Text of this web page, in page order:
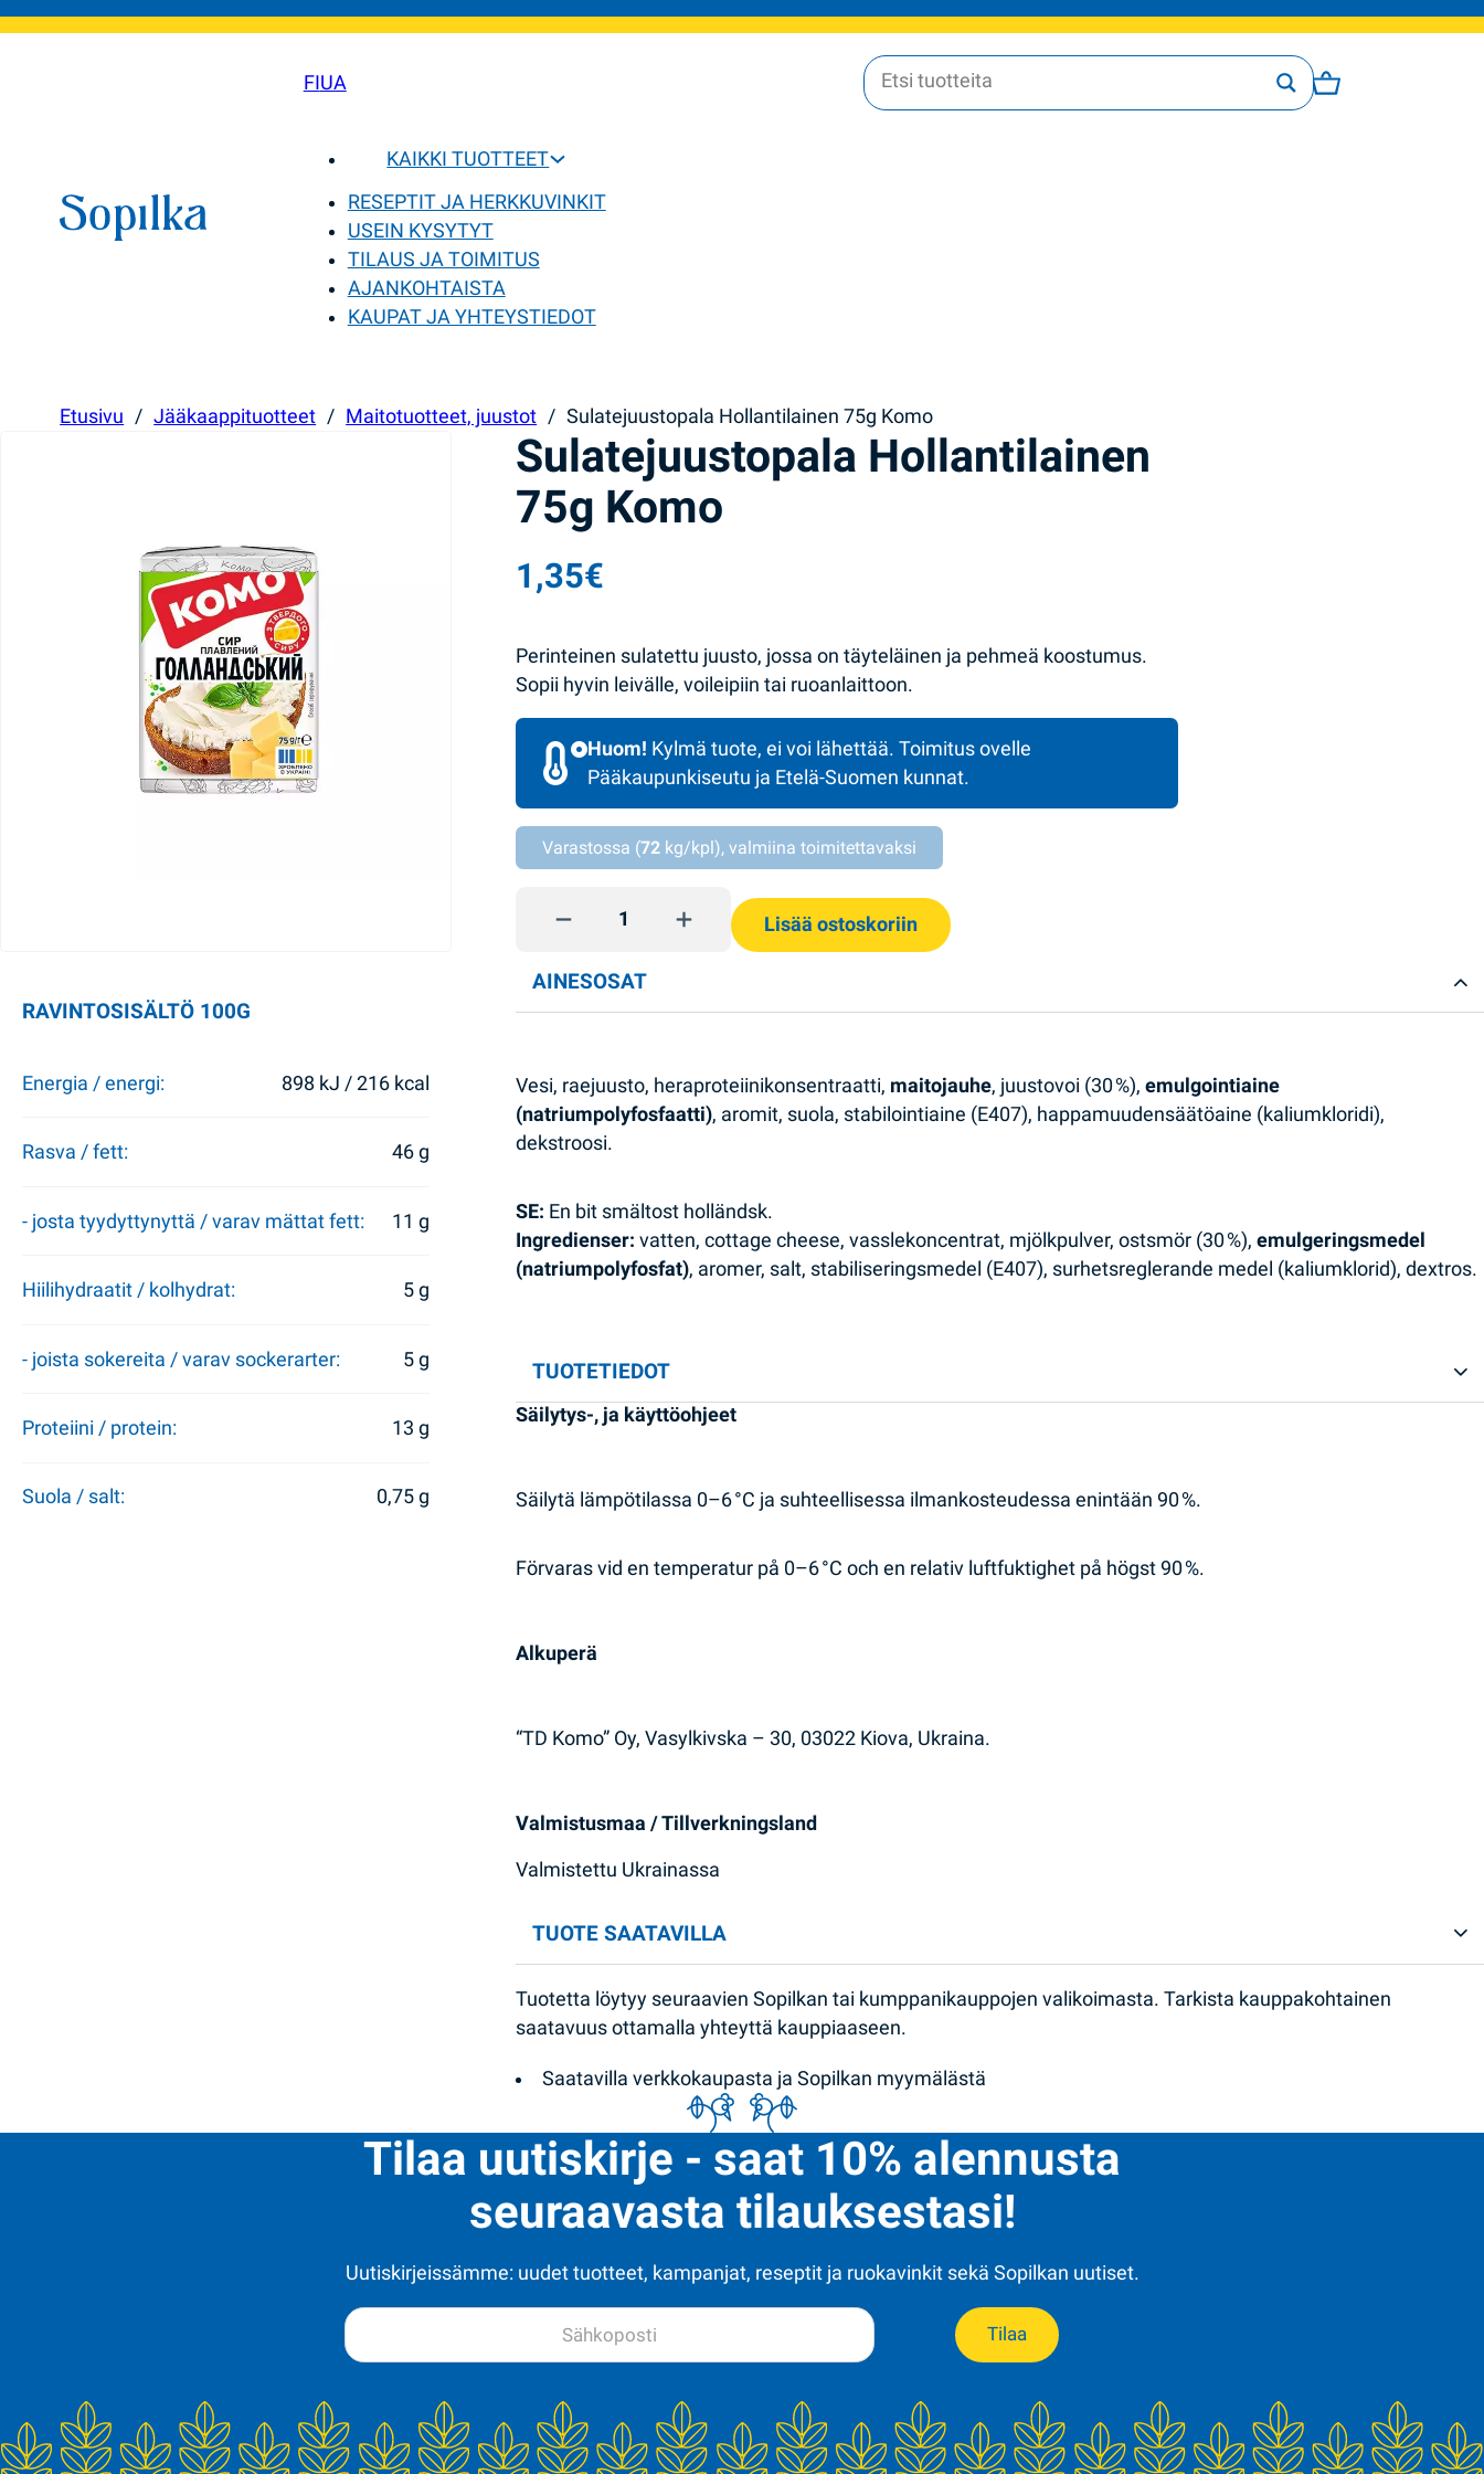
FIUA
KAIKKI TUOTTEET
RESEPTIT JA HERKKUVINKIT
USEIN KYSYTYT
TILAUS JA TOIMITUS
AJANKOHTAISTA
KAUPAT JA YHTEYSTIEDOT
Etusivu / Jääkaappituotteet / Maitotuotteet, juustot / Sulatejuustopala Hollantilainen 75g Komo
Sulatejuustopala Hollantilainen
75g Komo
1,35€
Perinteinen sulatettu juusto, jossa on täyteläinen ja pehmeä koostumus.
Sopii hyvin leivälle, voileipiin tai ruoanlaittoon.
Huom! Kylmä tuote, ei voi lähettää. Toimitus ovelle
Pääkaupunkiseutu ja Etelä-Suomen kunnat.
Varastossa (72 kg/kpl), valmiina toimitettavaksi
Sulatejuustopala Hollantilainen 75g Komo quantity
Lisää ostoskoriin
RAVINTOSISÄLTÖ 100G
Energia / energi: 898 kJ / 216 kcal
Rasva / fett: 46 g
- josta tyydyttynyttä / varav mättat fett: 11 g
Hiilihydraatit / kolhydrat: 5 g
- joista sokereita / varav sockerarter: 5 g
Proteiini / protein: 13 g
Suola / salt: 0,75 g
AINESOSAT
Vesi, raejuusto, heraproteiinikonsentraatti, maitojauhe, juustovoi (30 %),emulgointiaine
(natriumpolyfosfaatti), aromit, suola, stabilointiaine (E407), happamuudensäätöaine (kaliumkloridi),
dekstroosi.
SE: En bit smältost holländsk.
Ingredienser: vatten, cottage cheese, vasslekoncentrat, mjölkpulver, ostsmör (30 %),emulgeringsmedel
(natriumpolyfosfat), aromer, salt, stabiliseringsmedel (E407), surhetsreglerande medel (kaliumklorid), dextros.
TUOTETIEDOT
Säilytys-, ja käyttöohjeet
Säilytä lämpötilassa 0–6 °C ja suhteellisessa ilmankosteudessa enintään 90 %.
Förvaras vid en temperatur på 0–6 °C och en relativ luftfuktighet på högst 90 %.
Alkuperä
“TD Komo” Oy, Vasylkivska – 30, 03022 Kiova, Ukraina.
Valmistusmaa / Tillverkningsland
Valmistettu Ukrainassa
TUOTE SAATAVILLA
Tuotetta löytyy seuraavien Sopilkan tai kumppanikauppojen valikoimasta. Tarkista kauppakohtainen
saatavuus ottamalla yhteyttä kauppiaaseen.
Saatavilla verkkokaupasta ja Sopilkan myymälästä
Tilaa uutiskirje - saat 10% alennusta
seuraavasta tilauksestasi!
Uutiskirjeissämme: uudet tuotteet, kampanjat, reseptit ja ruokavinkit sekä Sopilkan uutiset.
Tilaa